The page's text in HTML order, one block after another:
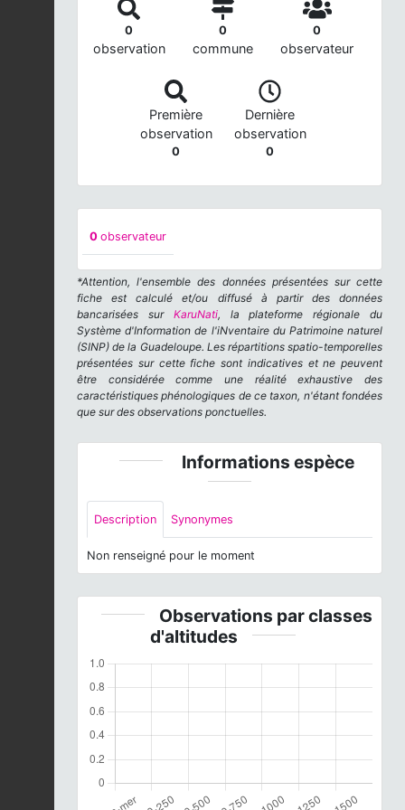
0
observation
0
commune
0
observateur
Première
observation
0
Dernière
observation
0
0 observateur
*Attention, l'ensemble des données présentées sur cette
fiche est calculé et/ou diffusé à partir des données
bancarisées sur KaruNati, la plateforme régionale du
Système d'Information de l'iNventaire du Patrimoine naturel
(SINP) de la Guadeloupe. Les répartitions spatio-temporelles
présentées sur cette fiche sont indicatives et ne peuvent
être considérée comme une réalité exhaustive des
caractéristiques phénologiques de ce taxon, n'étant fondées
que sur des observations ponctuelles.
Informations espèce
Description Synonymes
Non renseigné pour le moment
Observations par classes
d'altitudes